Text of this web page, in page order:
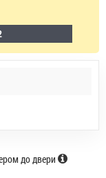
до двери